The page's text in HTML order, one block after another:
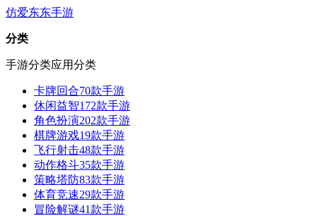
仿爱东东手游
分类
手游分类应用分类
卡牌回合70款手游
休闲益智172款手游
角色扮演202款手游
棋牌游戏19款手游
飞行射击48款手游
动作格斗35款手游
策略塔防83款手游
体育竞速29款手游
冒险解谜41款手游